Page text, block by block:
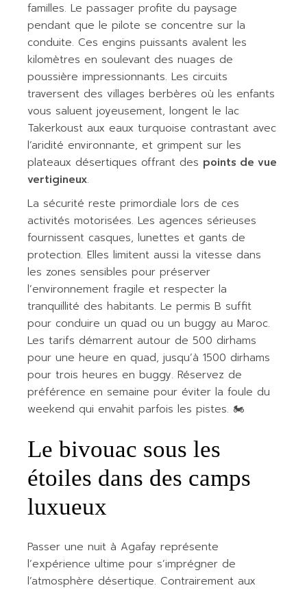
familles. Le passager profite du paysage
pendant que le pilote se concentre sur la
conduite. Ces engins puissants avalent les
kilomètres en soulevant des nuages de
poussière impressionnants. Les circuits
traversent des villages berbères où les enfants
vous saluent joyeusement, longent le lac
Takerkoust aux eaux turquoise contrastant avec
l’aridité environnante, et grimpent sur les
plateaux désertiques offrant des points de vue
vertigineux.
La sécurité reste primordiale lors de ces
activités motorisées. Les agences sérieuses
fournissent casques, lunettes et gants de
protection. Elles limitent aussi la vitesse dans
les zones sensibles pour préserver
l’environnement fragile et respecter la
tranquillité des habitants. Le permis B suffit
pour conduire un quad ou un buggy au Maroc.
Les tarifs démarrent autour de 500 dirhams
pour une heure en quad, jusqu’à 1500 dirhams
pour trois heures en buggy. Réservez de
préférence en semaine pour éviter la foule du
weekend qui envahit parfois les pistes. 🏍️
Le bivouac sous les
étoiles dans des camps
luxueux
Passer une nuit à Agafay représente
l’expérience ultime pour s’imprégner de
l’atmosphère désertique. Contrairement aux